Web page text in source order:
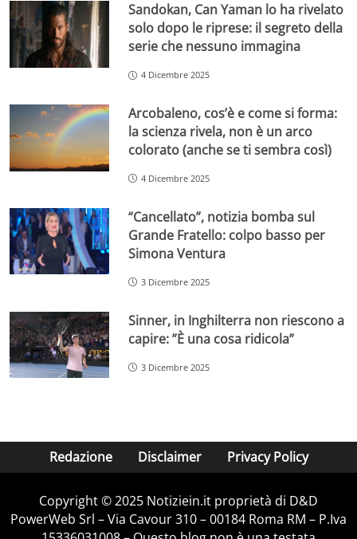
Sandokan, Can Yaman lo ha rivelato
solo dopo le riprese: il segreto della
serie che nessuno immagina
4 Dicembre 2025
Arcobaleno, cos’è e come si forma:
la scienza rivela, non è un arco
colorato (anche se ti sembra così)
4 Dicembre 2025
“Cancellato”, notizia bomba sul
Grande Fratello: colpo basso per
Simona Ventura
3 Dicembre 2025
Sinner, in Inghilterra non riescono a
capire: ”È una cosa ridicola”
3 Dicembre 2025
Redazione Disclaimer Privacy Policy
Copyright © 2025 Notiziein.it proprietà di D&D
PowerWeb Srl – Via Cavour 310 – 00184 Roma RM – P.Iva